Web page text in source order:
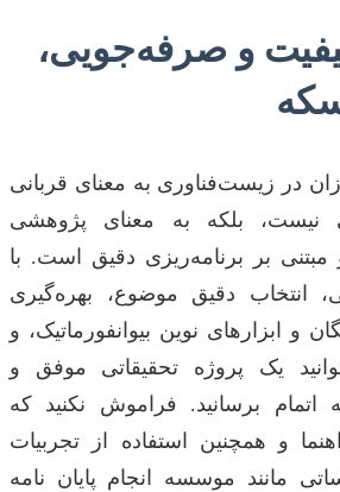
و صرفه‌جویی،
در زیست‌فناوری به معنای قربانی
نیست، بلکه به معنای پژوهشی
مبتنی بر برنامه‌ریزی دقیق است. با
انتخاب دقیق موضوع، بهره‌گیری
و ابزارهای نوین بیوانفورماتیک، و
یک پروژه تحقیقاتی موفق و
اتمام برسانید. فراموش نکنید که
و همچنین استفاده از تجربیات
مانند موسسه انجام پایان نامه